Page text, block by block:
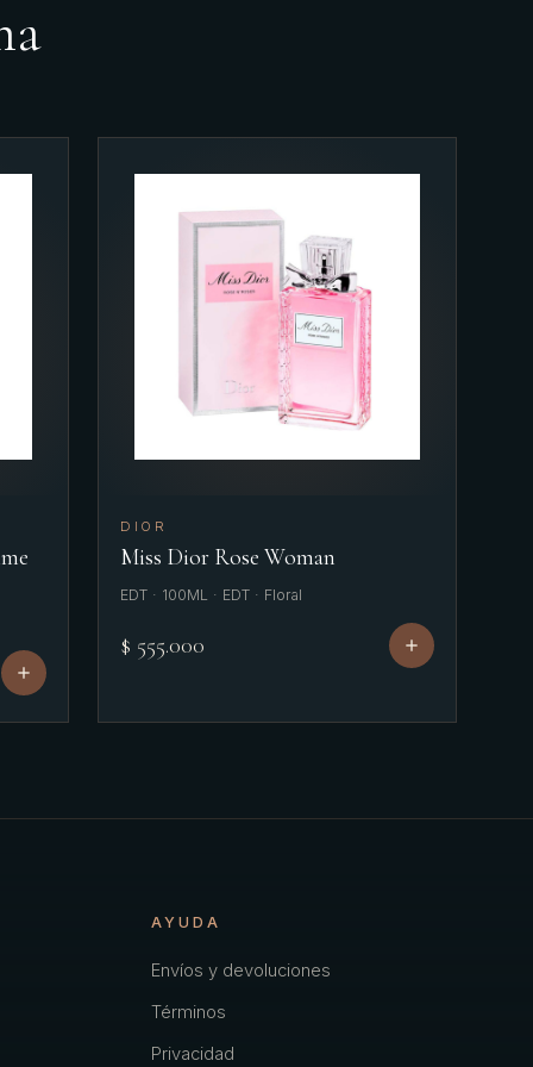
DIOR
Miss Dior Rose Woman
EDT · 100ML · EDT · Floral
$ 555.000
AYUDA
Envíos y devoluciones
Términos
Privacidad